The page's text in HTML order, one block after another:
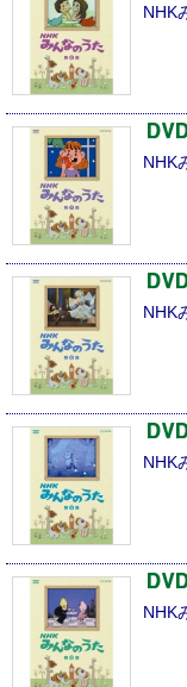
NHK
NHK
NHK
NHK
NHK